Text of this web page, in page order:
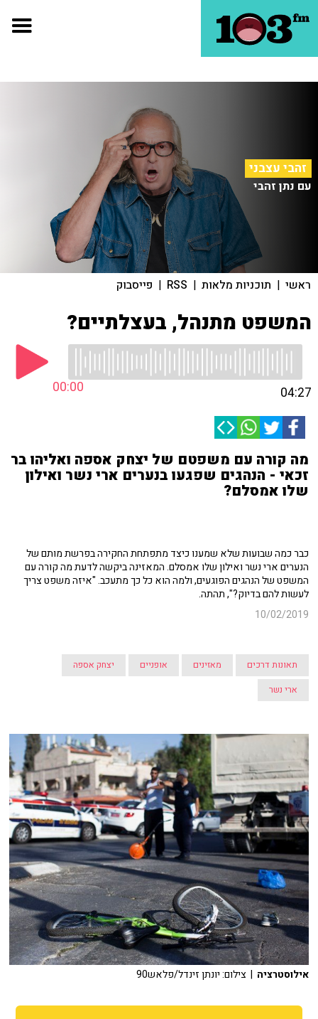
זהבי עצבני
עם נתן זהבי
ראשי | תוכניות מלאות |
RSS
| פייסבוק
המשפט מתנהל, בעצלתיים?
00:00 04:27
מה קורה עם משפטם של יצחק אספה ואליהו בר
זכאי - הנהגים שפגעו בנערים ארי נשר ואילון
שלו אמסלם?
כבר כמה שבועות שלא שמענו כיצד מתפתחת החקירה בפרשת מותם של
הנערים ארי נשר ואילון שלו אמסלם. המאזינה ביקשה לדעת מה קורה עם
המשפט של הנהגים הפוגעים, ולמה הוא כל כך מתעכב. "איזה משפט צריך
לעשות להם בדיוק?", תהתה.
10/02/2019
תאונות דרכים מאזינים אופניים
יצחק אספה
ארי נשר
אילוסטרציה | צילום: יונתן זינדל/פלאש90